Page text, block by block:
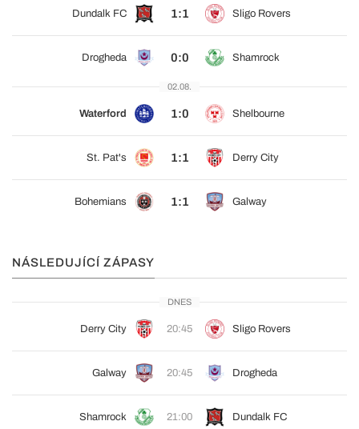
Dundalk FC 1:1 Sligo Rovers
Drogheda 0:0 Shamrock
02.08.
Waterford 1:0 Shelbourne
St. Pat's 1:1 Derry City
Bohemians 1:1 Galway
NÁSLEDUJÍCÍ ZÁPASY
DNES
Derry City 20:45 Sligo Rovers
Galway 20:45 Drogheda
Shamrock 21:00 Dundalk FC